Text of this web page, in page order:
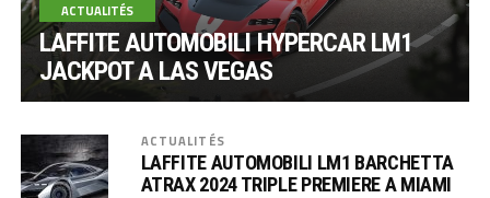
ACTUALITÉS
LAFFITE AUTOMOBILI HYPERCAR LM1
JACKPOT A LAS VEGAS
ACTUALITÉS
LAFFITE AUTOMOBILI LM1 BARCHETTA
ATRAX 2024 TRIPLE PREMIERE A MIAMI